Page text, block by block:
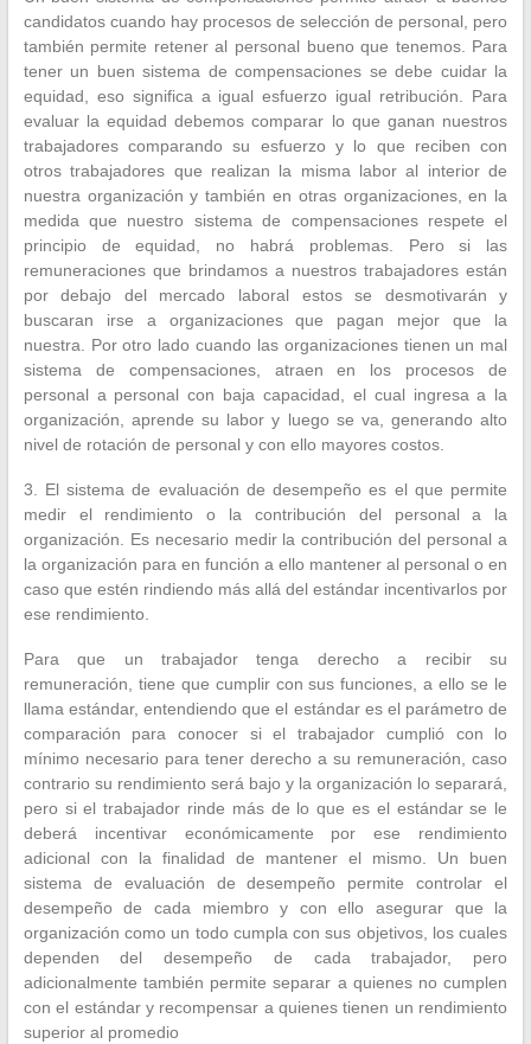
candidatos cuando hay procesos de selección de personal, pero
también permite retener al personal bueno que tenemos. Para
tener un buen sistema de compensaciones se debe cuidar la
equidad, eso significa a igual esfuerzo igual retribución. Para
evaluar la equidad debemos comparar lo que ganan nuestros
trabajadores comparando su esfuerzo y lo que reciben con
otros trabajadores que realizan la misma labor al interior de
nuestra organización y también en otras organizaciones, en la
medida que nuestro sistema de compensaciones respete el
principio de equidad, no habrá problemas. Pero si las
remuneraciones que brindamos a nuestros trabajadores están
por debajo del mercado laboral estos se desmotivarán y
buscaran irse a organizaciones que pagan mejor que la
nuestra. Por otro lado cuando las organizaciones tienen un mal
sistema de compensaciones, atraen en los procesos de
personal a personal con baja capacidad, el cual ingresa a la
organización, aprende su labor y luego se va, generando alto
nivel de rotación de personal y con ello mayores costos.
3. El sistema de evaluación de desempeño es el que permite
medir el rendimiento o la contribución del personal a la
organización. Es necesario medir la contribución del personal a
la organización para en función a ello mantener al personal o en
caso que estén rindiendo más allá del estándar incentivarlos por
ese rendimiento.
Para que un trabajador tenga derecho a recibir su
remuneración, tiene que cumplir con sus funciones, a ello se le
llama estándar, entendiendo que el estándar es el parámetro de
comparación para conocer si el trabajador cumplió con lo
mínimo necesario para tener derecho a su remuneración, caso
contrario su rendimiento será bajo y la organización lo separará,
pero si el trabajador rinde más de lo que es el estándar se le
deberá incentivar económicamente por ese rendimiento
adicional con la finalidad de mantener el mismo. Un buen
sistema de evaluación de desempeño permite controlar el
desempeño de cada miembro y con ello asegurar que la
organización como un todo cumpla con sus objetivos, los cuales
dependen del desempeño de cada trabajador, pero
adicionalmente también permite separar a quienes no cumplen
con el estándar y recompensar a quienes tienen un rendimiento
superior al promedio